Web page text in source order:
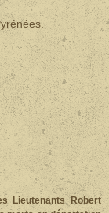
Lieutenants Robert